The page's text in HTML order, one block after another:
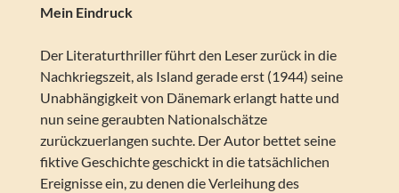
Mein Eindruck
Der Literaturthriller führt den Leser zurück in die
Nachkriegszeit, als Island gerade erst (1944) seine
Unabhängigkeit von Dänemark erlangt hatte und
nun seine geraubten Nationalschätze
zurückzuerlangen suchte. Der Autor bettet seine
fiktive Geschichte geschickt in die tatsächlichen
Ereignisse ein, zu denen die Verleihung des